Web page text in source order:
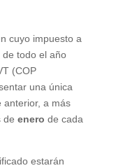
cuyo impuesto a
todo el año
(COP
una única
anterior, a más
de enero de cada
estarán